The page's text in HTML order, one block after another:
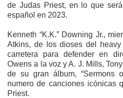
de Judas Priest, en lo que
español en 2023.
Kenneth “K.K.” Downing Jr.,
Atkins, de los dioses del
carretera para defender en
Owens a la voz y A. J. Mills,
de su gran álbum, “Sermons
numero de canciones icónicas
Priest.